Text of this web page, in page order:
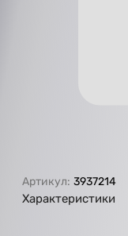
Артикул: 3937214
Характеристики